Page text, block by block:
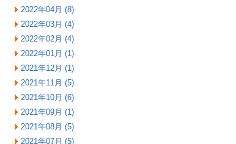
2022年04月 (8)
2022年03月 (4)
2022年02月 (4)
2022年01月 (1)
2021年12月 (1)
2021年11月 (5)
2021年10月 (6)
2021年09月 (1)
2021年08月 (5)
2021年07月 (5)